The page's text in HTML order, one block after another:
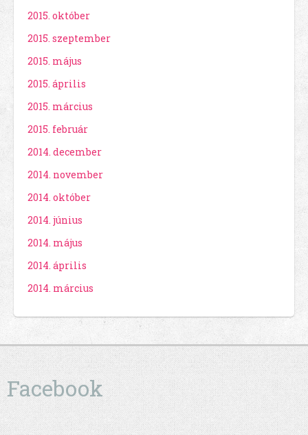
2015. október
2015. szeptember
2015. május
2015. április
2015. március
2015. február
2014. december
2014. november
2014. október
2014. június
2014. május
2014. április
2014. március
Facebook